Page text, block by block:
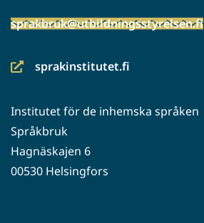
sprakbruk@utbildningsstyrelsen.fi
sprakinstitutet.fi
(siirryt
palveluun)
Institutet för de inhemska språken
Språkbruk
Hagnäskajen 6
00530 Helsingfors